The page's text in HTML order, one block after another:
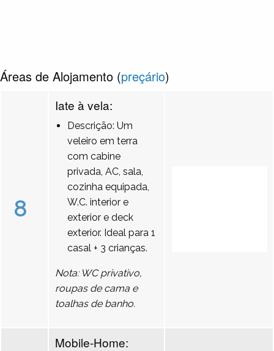
Áreas de Alojamento (preçário)
8
Iate à vela:
Descrição: Um
veleiro em terra
com cabine
privada, AC, sala,
cozinha equipada,
W.C. interior e
exterior e deck
exterior. Ideal para 1
casal + 3 crianças.
Nota: WC privativo,
roupas de cama e
toalhas de banho.
Mobile-Home: